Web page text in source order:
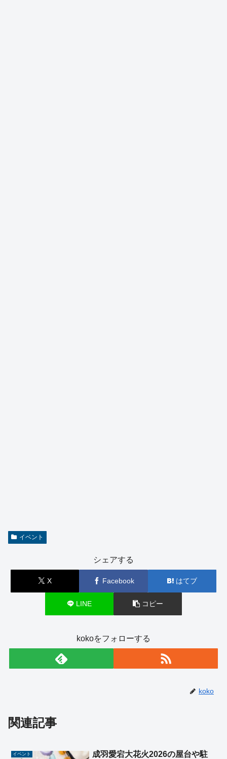
イベント
シェアする
X Facebook はてブ
LINE コピー
kokoをフォローする
koko
関連記事
イベント
成羽愛宕大花火2026の屋台や駐